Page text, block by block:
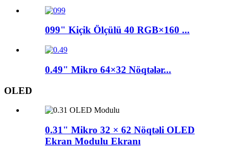
099" Kiçik Ölçülü 40 RGB×160 ...
0.49" Mikro 64×32 Nöqtələr...
OLED
0.31" Mikro 32 × 62 Nöqtəli OLED
Ekran Modulu Ekranı